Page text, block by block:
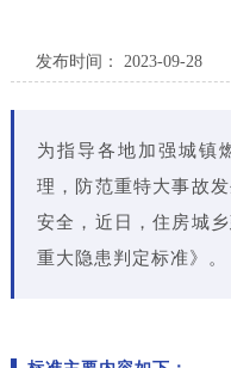
发布时间： 2023-09-28
为指导各地加强城镇
理，防范重特大事故
安全， 近日，住房城
重大隐患判定标准》。